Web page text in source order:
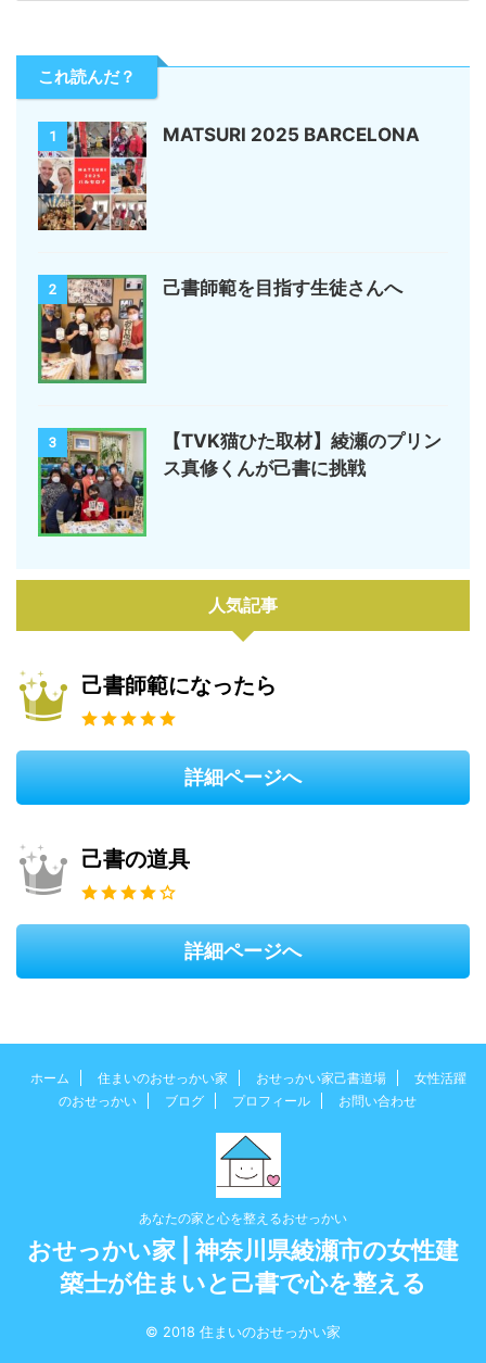
これ読んだ？
1 MATSURI 2025 BARCELONA
2 己書師範を目指す生徒さんへ
3
【TVK猫ひた取材】綾瀬のプリン
ス真修くんが己書に挑戦
人気記事
己書師範になったら
詳細ページへ
己書の道具
詳細ページへ
ホーム 住まいのおせっかい家 おせっかい家己書道場
女性活躍
のおせっかい
ブログ プロフィール お問い合わせ
あなたの家と心を整えるおせっかい
おせっかい家 | 神奈川県綾瀬市の女性建
築士が住まいと己書で心を整える
© 2018 住まいのおせっかい家